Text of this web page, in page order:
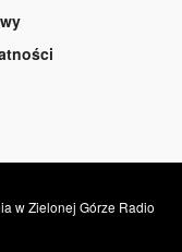
w Zielonej Górze Radio